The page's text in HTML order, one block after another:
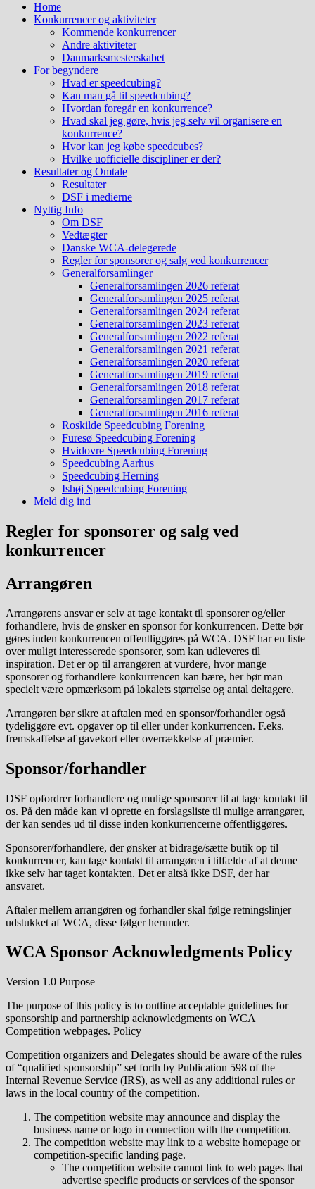
Home
Konkurrencer og aktiviteter
Kommende konkurrencer
Andre aktiviteter
Danmarksmesterskabet
For begyndere
Hvad er speedcubing?
Kan man gå til speedcubing?
Hvordan foregår en konkurrence?
Hvad skal jeg gøre, hvis jeg selv vil organisere en
konkurrence?
Hvor kan jeg købe speedcubes?
Hvilke uofficielle discipliner er der?
Resultater og Omtale
Resultater
DSF i medierne
Nyttig Info
Om DSF
Vedtægter
Danske WCA-delegerede
Regler for sponsorer og salg ved konkurrencer
Generalforsamlinger
Generalforsamlingen 2026 referat
Generalforsamlingen 2025 referat
Generalforsamlingen 2024 referat
Generalforsamlingen 2023 referat
Generalforsamlingen 2022 referat
Generalforsamlingen 2021 referat
Generalforsamlingen 2020 referat
Generalforsamlingen 2019 referat
Generalforsamlingen 2018 referat
Generalforsamlingen 2017 referat
Generalforsamlingen 2016 referat
Roskilde Speedcubing Forening
Furesø Speedcubing Forening
Hvidovre Speedcubing Forening
Speedcubing Aarhus
Speedcubing Herning
Ishøj Speedcubing Forening
Meld dig ind
Regler for sponsorer og salg ved
konkurrencer
Arrangøren
Arrangørens ansvar er selv at tage kontakt til sponsorer og/eller
forhandlere, hvis de ønsker en sponsor for konkurrencen. Dette bør
gøres inden konkurrencen offentliggøres på WCA. DSF har en liste
over muligt interesserede sponsorer, som kan udleveres til
inspiration. Det er op til arrangøren at vurdere, hvor mange
sponsorer og forhandlere konkurrencen kan bære, her bør man
specielt være opmærksom på lokalets størrelse og antal deltagere.
Arrangøren bør sikre at aftalen med en sponsor/forhandler også
tydeliggøre evt. opgaver op til eller under konkurrencen. F.eks.
fremskaffelse af gavekort eller overrækkelse af præmier.
Sponsor/forhandler
DSF opfordrer forhandlere og mulige sponsorer til at tage kontakt til
os. På den måde kan vi oprette en forslagsliste til mulige arrangører,
der kan sendes ud til disse inden konkurrencerne offentliggøres.
Sponsorer/forhandlere, der ønsker at bidrage/sætte butik op til
konkurrencer, kan tage kontakt til arrangøren i tilfælde af at denne
ikke selv har taget kontakten. Det er altså ikke DSF, der har
ansvaret.
Aftaler mellem arrangøren og forhandler skal følge retningslinjer
udstukket af WCA, disse følger herunder.
WCA Sponsor Acknowledgments Policy
Version 1.0 Purpose
The purpose of this policy is to outline acceptable guidelines for
sponsorship and partnership acknowledgments on WCA
Competition webpages. Policy
Competition organizers and Delegates should be aware of the rules
of “qualified sponsorship” set forth by Publication 598 of the
Internal Revenue Service (IRS), as well as any additional rules or
laws in the local country of the competition.
The competition website may announce and display the
business name or logo in connection with the competition.
The competition website may link to a website homepage or
competition-specific landing page.
The competition website cannot link to web pages that
advertise specific products or services of the sponsor